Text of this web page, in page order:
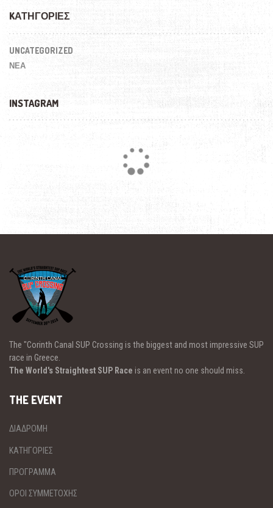
KΑΤΗΓΟΡΊΕΣ
UNCATEGORIZED
ΝΕΑ
INSTAGRAM
The "Corinth Canal SUP Crossing is the biggest and most impressive SUP
race in Greece.
The World's Straightest SUP Race is an event no one should miss.
THE EVENT
ΔΙΑΔΡΟΜΗ
ΚΑΤΗΓΟΡΙΕΣ
ΠΡΟΓΡΑΜΜΑ
ΟΡΟΙ ΣΥΜΜΕΤΟΧΗΣ